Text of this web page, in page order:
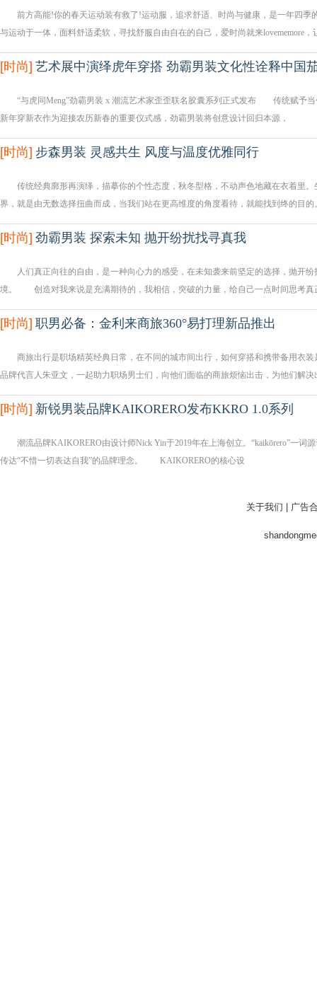
前方高能!你的春天运动装有救了!运动服，追求舒适、时尚与健康，是一年四季
与运动于一体，面料舒适柔软，寻找舒服自由自在的自己，爱时尚就来lovememore，
[时尚] 艺术展中演绎虎年穿搭 劲霸男装文化性诠释中国
“与虎同Meng”劲霸男装 x 潮流艺术家歪歪联名胶囊系列正式发布 传统赋予当
新年穿新衣作为迎接农历新春的重要仪式感，劲霸男装将创意设计回归本源，
[时尚] 步森男装 灵感共生 风度与温度优雅同行
传统经典廓形再演绎，描摹你的个性态度，秋冬型格，不动声色地藏在衣着里。
界，就是由无数选择扭曲而成，当我们站在更高维度的角度看待，就能找到终的
[时尚] 劲霸男装 探索未知 抛开纷扰找寻真我
人们真正向往的自由，是一种向心力的感受，在未知袭来前坚定的选择，抛开纷
境。 创造对我来说是充满期待的，我相信，突破的力量，给自己一点时间思考真
[时尚] 职男必备：金利来商旅360°易打理新品推出
商旅出行是职场精英经典日常，在不同的城市间出行，如何穿搭和携带备用衣装
品牌代言人朱亚文，一起助力职场男士们，向他们面临的商旅烦恼出击，为他们解决
[时尚] 新锐男装品牌KAIKORERO发布KKRO 1.0系列
潮流品牌KAIKORERO由设计师Nick Yin于2019年在上海创立。“kaikōrero”一词
传达“不惜一切表达自我”的品牌理念。 KAIKORERO的核心设
关于我们 广告